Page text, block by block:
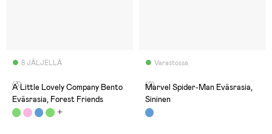
8 JÄLJELLÄ
(3)
A Little Lovely Company Bento
Eväsrasia, Forest Friends
Varastossa
(2)
Marvel Spider-Man Eväsrasia,
Sininen